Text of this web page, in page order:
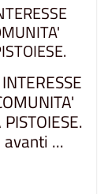
...